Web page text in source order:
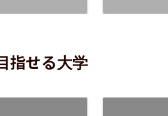
指せる大学